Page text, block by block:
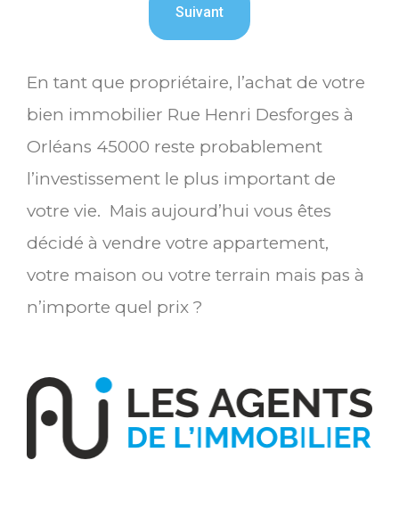
En tant que propriétaire, l’achat de votre
bien immobilier Rue Henri Desforges à
Orléans 45000 reste probablement
l’investissement le plus important de
votre vie. Mais aujourd’hui vous êtes
décidé à vendre votre appartement,
votre maison ou votre terrain mais pas à
n’importe quel prix ?